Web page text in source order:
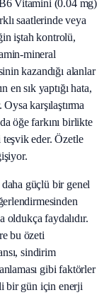
Vitamini (0.04 mg)
saatlerinde veya
iştah kontrolü,
mineral
kazandığı alanlar
en sık yaptığı hata,
karşılaştırma
öğe farkını birlikte
eder. Özetle
güçlü bir genel
oldukça faydalıdır.
bu özeti
sindirim
gibi faktörler
bir gün için enerji